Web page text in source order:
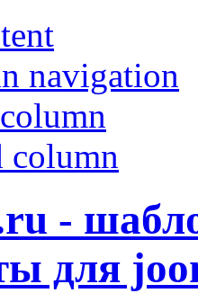
navigation
column
-
для